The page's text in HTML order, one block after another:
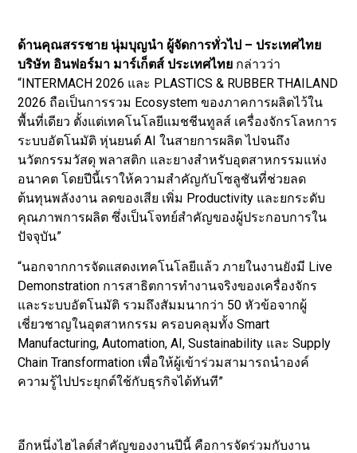
ด้านคุณสรรชาย นุ่มบุญนำ ผู้จัดการทั่วไป – ประเทศไทย
บริษัท อินฟอร์มา มาร์เก็ตส์ ประเทศไทย กล่าวว่า
“INTERMACH 2026 และ PLASTICS & RUBBER THAILAND
2026 ถือเป็นการรวม Ecosystem ของภาคการผลิตไว้ใน
พื้นที่เดียว ตั้งแต่เทคโนโลยีแมชชีนทูลส์ เครื่องจักรโลหการ
ระบบอัตโนมัติ หุ่นยนต์ AI ในสายการผลิต ไปจนถึง
นวัตกรรมวัสดุ พลาสติก และยางสำหรับอุตสาหกรรมแห่ง
อนาคต โดยปีนี้เราให้ความสำคัญกับโซลูชันที่ช่วยลด
ต้นทุนพลังงาน ลดของเสีย เพิ่ม Productivity และยกระดับ
คุณภาพการผลิต ซึ่งเป็นโจทย์สำคัญของผู้ประกอบการใน
ปัจจุบัน”
“นอกจากการจัดแสดงเทคโนโลยีแล้ว ภายในงานยังมี Live
Demonstration การสาธิตการทำงานจริงของเครื่องจักร
และระบบอัตโนมัติ รวมถึงสัมมนากว่า 50 หัวข้อจากผู้
เชี่ยวชาญในอุตสาหกรรม ครอบคลุมทั้ง Smart
Manufacturing, Automation, AI, Sustainability และ Supply
Chain Transformation เพื่อให้ผู้เข้าร่วมสามารถนำองค์
ความรู้ไปประยุกต์ใช้กับธุรกิจได้ทันที”
อีกหนึ่งไฮไลต์สำคัญของงานปีนี้ คือการจัดร่วมกับงาน